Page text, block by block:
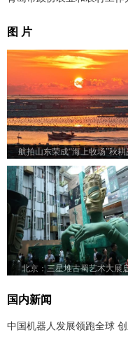
图 片
航拍山东荣成“海上牧场”秋耕
北京：三星堆古蜀艺术大展
国内新闻
中国机器人发展领跑全球